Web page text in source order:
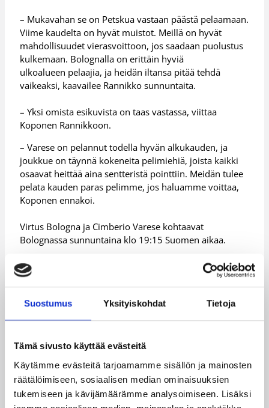
Suostumus Yksityiskohdat Tietoja
Tämä sivusto käyttää evästeitä
Käytämme evästeitä tarjoamamme sisällön ja mainosten
räätälöimiseen, sosiaalisen median ominaisuuksien
tukemiseen ja kävijämäärämme analysoimiseen. Lisäksi
– Mukavahan se on Petskua vastaan päästä pelaamaan.
Viime kaudelta on hyvät muistot. Meillä on hyvät
mahdollisuudet vierasvoittoon, jos saadaan puolustus
kulkemaan. Bolognalla on erittäin hyviä
ulkoalueen pelaajia, ja heidän iltansa pitää tehdä
vaikeaksi, kaavailee Rannikko sunnuntaita.
– Yksi omista esikuvista on taas vastassa, viittaa
Koponen Rannikkoon.
– Varese on pelannut todella hyvän alkukauden, ja
joukkue on täynnä kokeneita pelimiehiä, joista kaikki
osaavat heittää aina sentteristä pointtiin. Meidän tulee
pelata kauden paras pelimme, jos haluamme voittaa,
Koponen ennakoi.
Virtus Bologna ja Cimberio Varese kohtaavat
Bolognassa sunnuntaina klo 19:15 Suomen aikaa.
Päivitetty
Kategoriat